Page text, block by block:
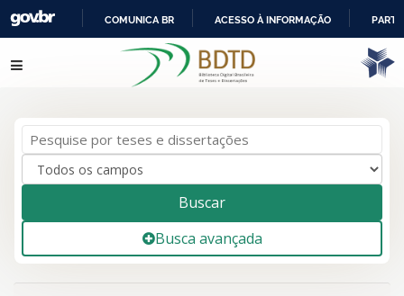
IR
PARA
COMUNICA BR ACESSO À INFORMAÇÃO
resultados de 1para a busca '
Almeida, Taísa
Aparecida dos Santos'
Pular para o conteúdo
Buscar
Busca avançada